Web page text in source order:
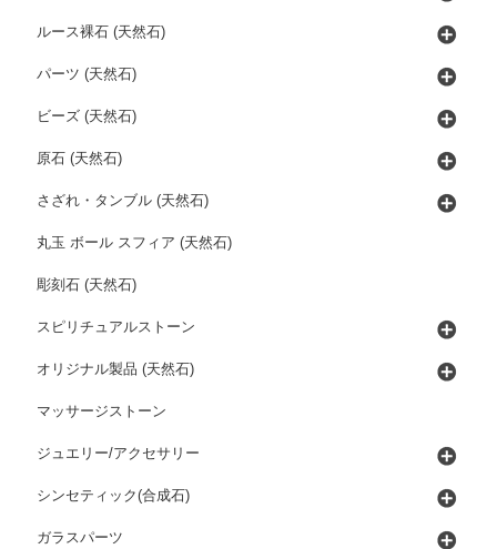
ルース裸石 (天然石)
パーツ (天然石)
ビーズ (天然石)
原石 (天然石)
さざれ・タンブル (天然石)
丸玉 ボール スフィア (天然石)
彫刻石 (天然石)
スピリチュアルストーン
オリジナル製品 (天然石)
マッサージストーン
ジュエリー/アクセサリー
シンセティック(合成石)
ガラスパーツ